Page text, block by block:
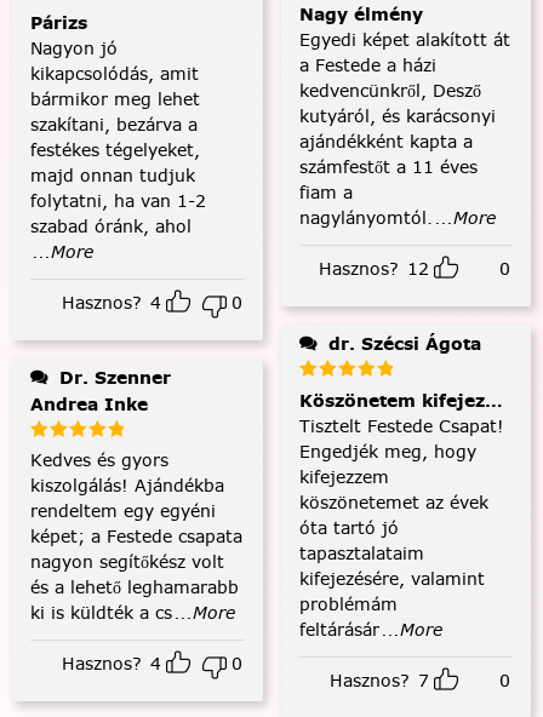
Párizs
Nagyon jó
kikapcsolódás, amit
bármikor meg lehet
szakítani, bezárva a
festékes tégelyeket,
majd onnan tudjuk
folytatni, ha van 1-2
szabad óránk, ahol
...More
Hasznos? 4 0
Andrea Inke
Kedves és gyors
kiszolgálás! Ajándékba
rendeltem egy egyéni
képet; a Festede csapata
nagyon segítőkész volt
és a lehető leghamarabb
ki is küldték a cs...More
Hasznos? 4 0
Nagy élmény
Egyedi képet alakított át
a Festede a házi
kedvencünkről, Desző
kutyáról, és karácsonyi
ajándékként kapta a
számfestőt a 11 éves
fiam a
nagylányomtól. ...More
Hasznos? 12 0
dr. Szécsi Ágota
Köszönetem kifejezése
Tisztelt Festede Csapat!
Engedjék meg, hogy
kifejezzem
köszönetemet az évek
óta tartó jó
tapasztalataim
kifejezésére, valamint
problémám
feltárásár...More
Hasznos? 7 0